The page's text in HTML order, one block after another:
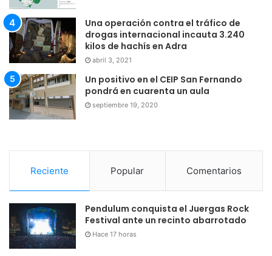
Una operación contra el tráfico de
drogas internacional incauta 3.240
kilos de hachís en Adra
abril 3, 2021
Un positivo en el CEIP San Fernando
pondrá en cuarenta un aula
septiembre 19, 2020
Reciente Popular Comentarios
Pendulum conquista el Juergas Rock
Festival ante un recinto abarrotado
Hace 17 horas